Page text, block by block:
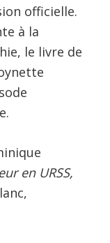
officielle.
à la
le livre de
en URSS,